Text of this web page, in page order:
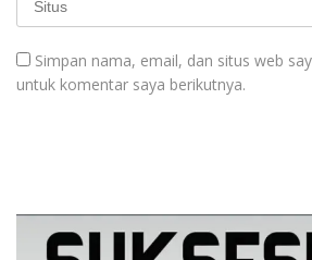
Simpan nama, email, dan situs web
untuk komentar saya berikutnya.